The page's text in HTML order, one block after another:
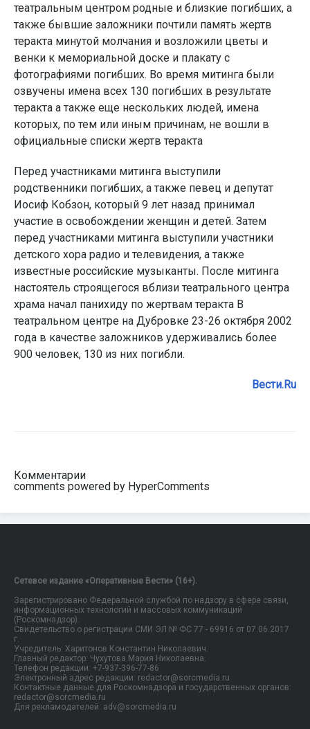
театральным центром родные и близкие погибших, а
также бывшие заложники почтили память жертв
теракта минутой молчания и возложили цветы и
венки к мемориальной доске и плакату с
фотографиями погибших. Во время митинга были
озвучены имена всех 130 погибших в результате
теракта а также еще нескольких людей, имена
которых, по тем или иным причинам, не вошли в
официальные списки жертв теракта
Перед участниками митинга выступили
родственники погибших, а также певец и депутат
Иосиф Кобзон, который 9 лет назад принимал
участие в освобождении женщин и детей. Затем
перед участниками митинга выступили участники
детского хора радио и телевидения, а также
известные российские музыканты. После митинга
настоятель строящегося вблизи театрального центра
храма начал панихиду по жертвам теракта В
театральном центре на Дубровке 23-26 октября 2002
года в качестве заложников удерживались более
900 человек, 130 из них погибли.
Вести.Ru
Комментарии
comments powered by HyperComments
Сетевое издание «Оперативные Вести» (16+).
Зарегистрировано Федеральной службой по надзору в сфере связи,
информационных технологий и массовых коммуникаций
(Роскомнадзор).
Свидетельство о регистрации СМИ ЭЛ № ФС 77 - 69916 от 07.06.2017
г.
Учредитель: Харитонов Константин Николаевич.
Главный редактор: Чухутова Мария Николаевна.
Телефон редакции: +7-937-396-77-86
Электронный адрес редакции: redactor@sorcmedia.ru
Контактные данные для Роскомнадзора и государственных органов:
redactor@sorcmedia.ru
Для рекламодателей: adv@sorcmedia.ru